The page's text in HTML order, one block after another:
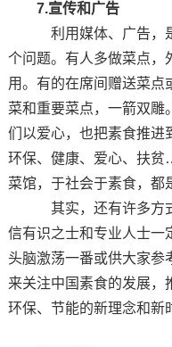
7.宣传和广告
利用媒体、广告，
个问题。有人多做菜点，
用。有的在席间赠送菜点
菜和重要菜点，一箭双雕
们以爱心，也把素食推进
环保、健康、爱心、扶
菜馆，于社会于素食，都
其实，还有许多方
信有识之士和专业人士一
头脑激荡一番或供大家参
来关注中国素食的发展，
环保、节能的新理念和新